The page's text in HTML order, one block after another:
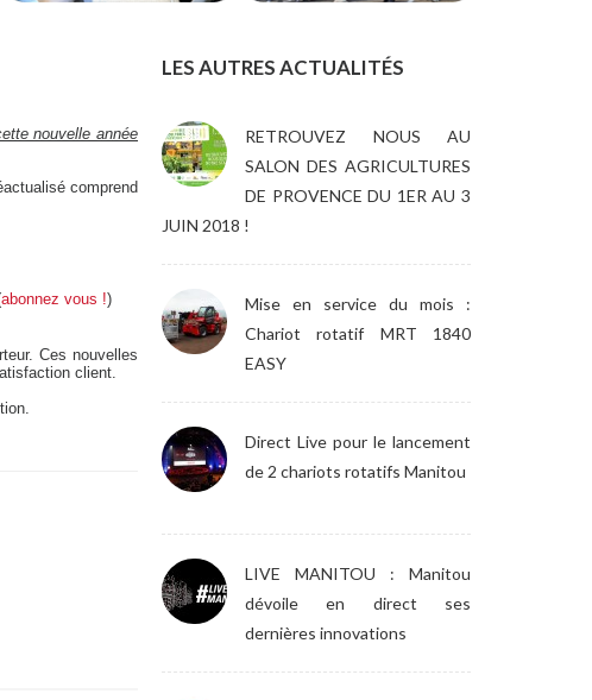
nouvelle année
comprend
abonnez vous !)
Ces nouvelles
client.
LES AUTRES ACTUALITÉS
RETROUVEZ NOUS AU
SALON DES AGRICULTURES
DE PROVENCE DU 1ER AU 3
JUIN 2018 !
Mise en service du mois :
Chariot rotatif MRT 1840
EASY
Direct Live pour le lancement
de 2 chariots rotatifs Manitou
LIVE MANITOU : Manitou
dévoile en direct ses
dernières innovations